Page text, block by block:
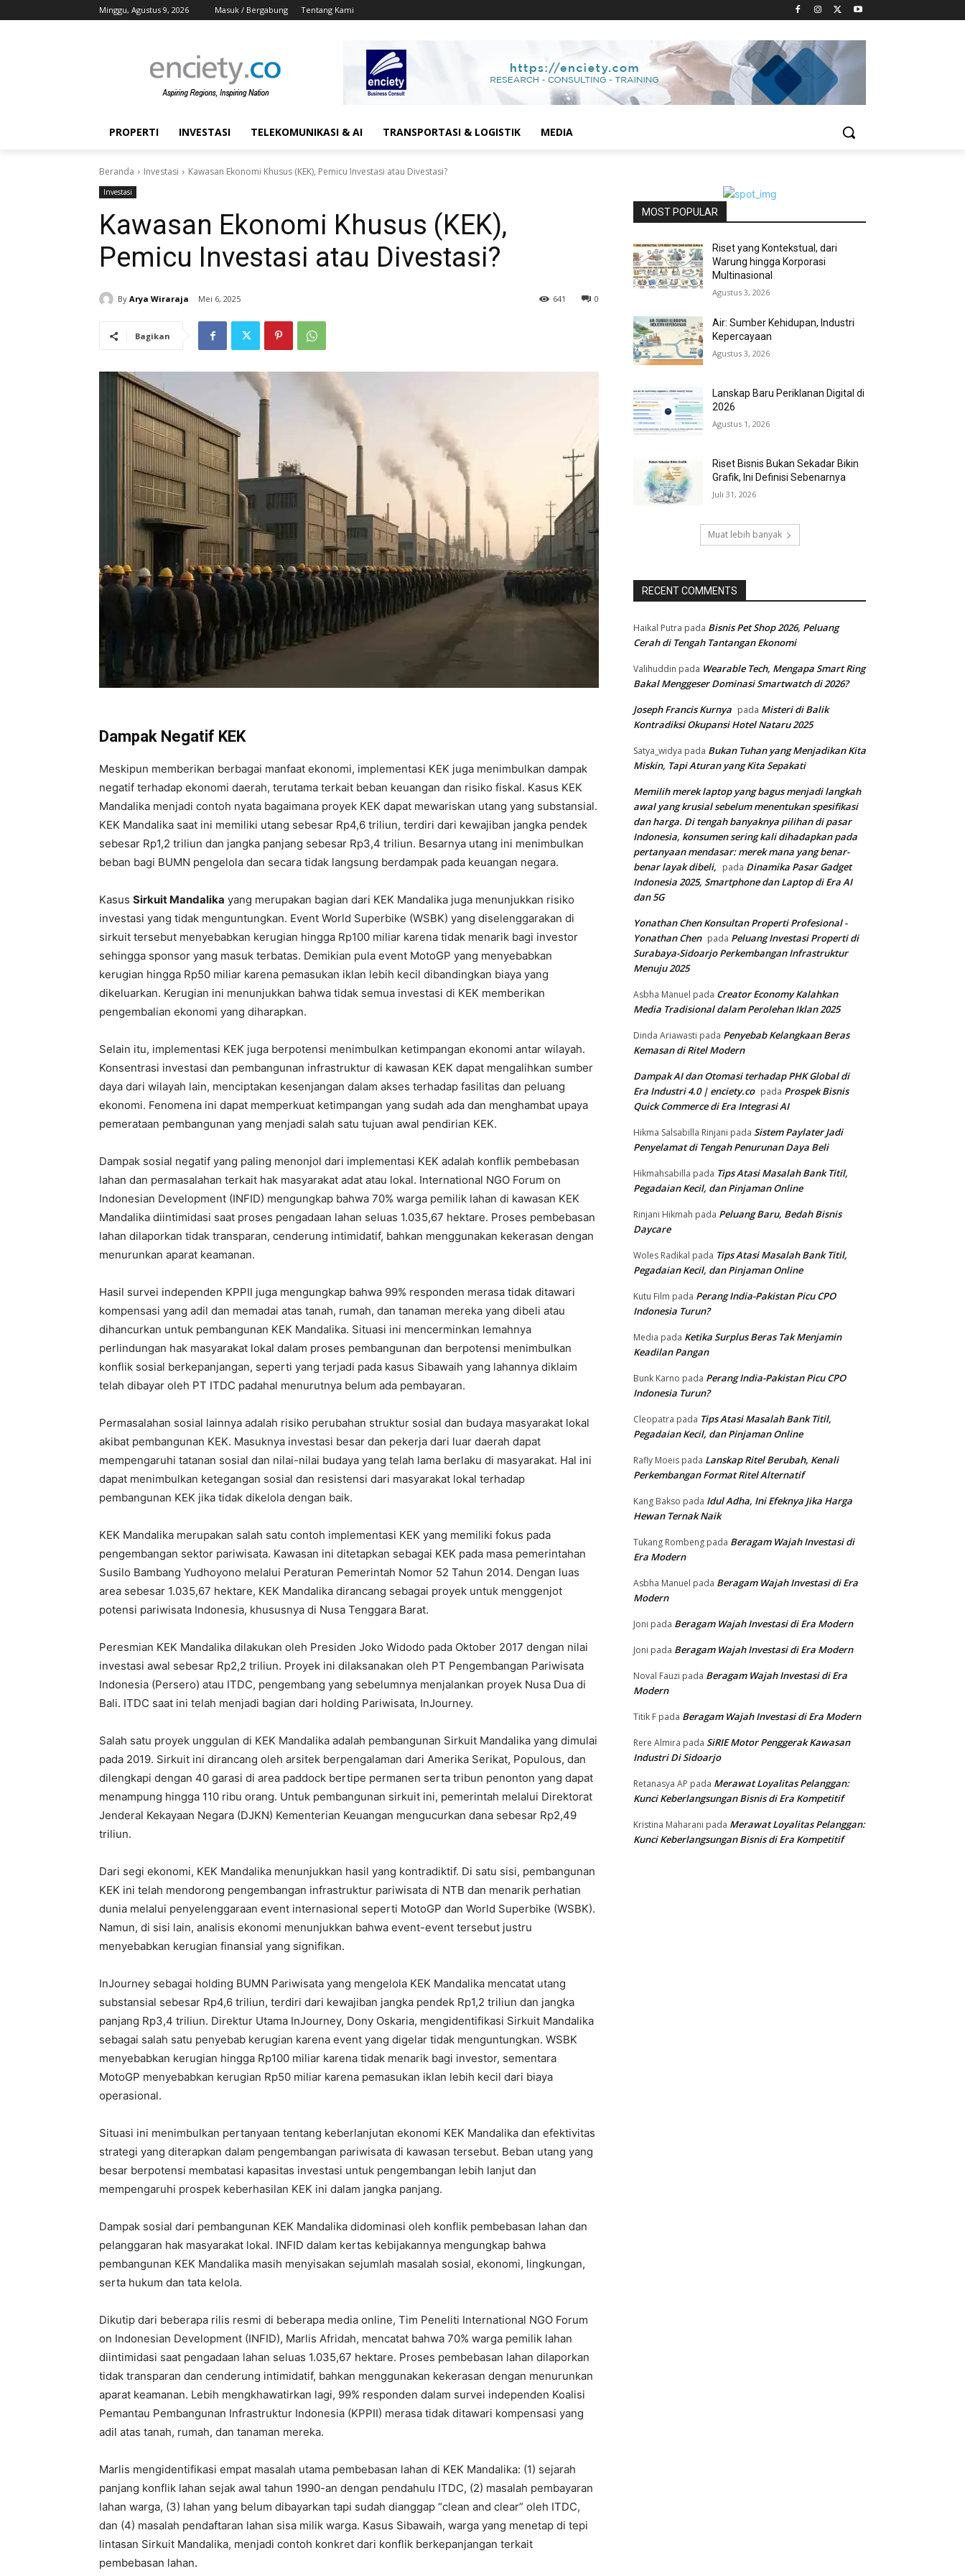
Minggu, Agustus 9, 2026 Masuk / Bergabung Tentang Kami
PROPERTI INVESTASI TELEKOMUNIKASI & AI TRANSPORTASI & LOGISTIK MEDIA
Beranda Investasi Kawasan Ekonomi Khusus (KEK), Pemicu Investasi atau Divestasi?
Investasi
Kawasan Ekonomi Khusus (KEK),
Pemicu Investasi atau Divestasi?
By Arya Wiraraja Mei 6, 2025 0
641
Bagikan
Dampak Negatif KEK
Meskipun memberikan berbagai manfaat ekonomi, implementasi KEK juga menimbulkan dampak
negatif terhadap ekonomi daerah, terutama terkait beban keuangan dan risiko fiskal. Kasus KEK
Mandalika menjadi contoh nyata bagaimana proyek KEK dapat mewariskan utang yang substansial.
KEK Mandalika saat ini memiliki utang sebesar Rp4,6 triliun, terdiri dari kewajiban jangka pendek
sebesar Rp1,2 triliun dan jangka panjang sebesar Rp3,4 triliun. Besarnya utang ini menimbulkan
beban bagi BUMN pengelola dan secara tidak langsung berdampak pada keuangan negara.
Kasus Sirkuit Mandalika yang merupakan bagian dari KEK Mandalika juga menunjukkan risiko
investasi yang tidak menguntungkan. Event World Superbike (WSBK) yang diselenggarakan di
sirkuit tersebut menyebabkan kerugian hingga Rp100 miliar karena tidak menarik bagi investor
sehingga sponsor yang masuk terbatas. Demikian pula event MotoGP yang menyebabkan
kerugian hingga Rp50 miliar karena pemasukan iklan lebih kecil dibandingkan biaya yang
dikeluarkan. Kerugian ini menunjukkan bahwa tidak semua investasi di KEK memberikan
pengembalian ekonomi yang diharapkan.
Selain itu, implementasi KEK juga berpotensi menimbulkan ketimpangan ekonomi antar wilayah.
Konsentrasi investasi dan pembangunan infrastruktur di kawasan KEK dapat mengalihkan sumber
daya dari wilayah lain, menciptakan kesenjangan dalam akses terhadap fasilitas dan peluang
ekonomi. Fenomena ini dapat memperkuat ketimpangan yang sudah ada dan menghambat upaya
pemerataan pembangunan yang menjadi salah satu tujuan awal pendirian KEK.
Dampak sosial negatif yang paling menonjol dari implementasi KEK adalah konflik pembebasan
lahan dan permasalahan terkait hak masyarakat adat atau lokal. International NGO Forum on
Indonesian Development (INFID) mengungkap bahwa 70% warga pemilik lahan di kawasan KEK
Mandalika diintimidasi saat proses pengadaan lahan seluas 1.035,67 hektare. Proses pembebasan
lahan dilaporkan tidak transparan, cenderung intimidatif, bahkan menggunakan kekerasan dengan
menurunkan aparat keamanan.
Hasil survei independen KPPII juga mengungkap bahwa 99% responden merasa tidak ditawari
kompensasi yang adil dan memadai atas tanah, rumah, dan tanaman mereka yang dibeli atau
dihancurkan untuk pembangunan KEK Mandalika. Situasi ini mencerminkan lemahnya
perlindungan hak masyarakat lokal dalam proses pembangunan dan berpotensi menimbulkan
konflik sosial berkepanjangan, seperti yang terjadi pada kasus Sibawaih yang lahannya diklaim
telah dibayar oleh PT ITDC padahal menurutnya belum ada pembayaran.
Permasalahan sosial lainnya adalah risiko perubahan struktur sosial dan budaya masyarakat lokal
akibat pembangunan KEK. Masuknya investasi besar dan pekerja dari luar daerah dapat
mempengaruhi tatanan sosial dan nilai-nilai budaya yang telah lama berlaku di masyarakat. Hal ini
dapat menimbulkan ketegangan sosial dan resistensi dari masyarakat lokal terhadap
pembangunan KEK jika tidak dikelola dengan baik.
KEK Mandalika merupakan salah satu contoh implementasi KEK yang memiliki fokus pada
pengembangan sektor pariwisata. Kawasan ini ditetapkan sebagai KEK pada masa pemerintahan
Susilo Bambang Yudhoyono melalui Peraturan Pemerintah Nomor 52 Tahun 2014. Dengan luas
area sebesar 1.035,67 hektare, KEK Mandalika dirancang sebagai proyek untuk menggenjot
potensi pariwisata Indonesia, khususnya di Nusa Tenggara Barat.
Peresmian KEK Mandalika dilakukan oleh Presiden Joko Widodo pada Oktober 2017 dengan nilai
investasi awal sebesar Rp2,2 triliun. Proyek ini dilaksanakan oleh PT Pengembangan Pariwisata
Indonesia (Persero) atau ITDC, pengembang yang sebelumnya menjalankan proyek Nusa Dua di
Bali. ITDC saat ini telah menjadi bagian dari holding Pariwisata, InJourney.
Salah satu proyek unggulan di KEK Mandalika adalah pembangunan Sirkuit Mandalika yang dimulai
pada 2019. Sirkuit ini dirancang oleh arsitek berpengalaman dari Amerika Serikat, Populous, dan
dilengkapi dengan 40 garasi di area paddock bertipe permanen serta tribun penonton yang dapat
menampung hingga 110 ribu orang. Untuk pembangunan sirkuit ini, pemerintah melalui Direktorat
Jenderal Kekayaan Negara (DJKN) Kementerian Keuangan mengucurkan dana sebesar Rp2,49
triliun.
Dari segi ekonomi, KEK Mandalika menunjukkan hasil yang kontradiktif. Di satu sisi, pembangunan
KEK ini telah mendorong pengembangan infrastruktur pariwisata di NTB dan menarik perhatian
dunia melalui penyelenggaraan event internasional seperti MotoGP dan World Superbike (WSBK).
Namun, di sisi lain, analisis ekonomi menunjukkan bahwa event-event tersebut justru
menyebabkan kerugian finansial yang signifikan.
InJourney sebagai holding BUMN Pariwisata yang mengelola KEK Mandalika mencatat utang
substansial sebesar Rp4,6 triliun, terdiri dari kewajiban jangka pendek Rp1,2 triliun dan jangka
panjang Rp3,4 triliun. Direktur Utama InJourney, Dony Oskaria, mengidentifikasi Sirkuit Mandalika
sebagai salah satu penyebab kerugian karena event yang digelar tidak menguntungkan. WSBK
menyebabkan kerugian hingga Rp100 miliar karena tidak menarik bagi investor, sementara
MotoGP menyebabkan kerugian Rp50 miliar karena pemasukan iklan lebih kecil dari biaya
operasional.
Situasi ini menimbulkan pertanyaan tentang keberlanjutan ekonomi KEK Mandalika dan efektivitas
strategi yang diterapkan dalam pengembangan pariwisata di kawasan tersebut. Beban utang yang
besar berpotensi membatasi kapasitas investasi untuk pengembangan lebih lanjut dan
mempengaruhi prospek keberhasilan KEK ini dalam jangka panjang.
Dampak sosial dari pembangunan KEK Mandalika didominasi oleh konflik pembebasan lahan dan
pelanggaran hak masyarakat lokal. INFID dalam kertas kebijakannya mengungkap bahwa
pembangunan KEK Mandalika masih menyisakan sejumlah masalah sosial, ekonomi, lingkungan,
serta hukum dan tata kelola.
Dikutip dari beberapa rilis resmi di beberapa media online, Tim Peneliti International NGO Forum
on Indonesian Development (INFID), Marlis Afridah, mencatat bahwa 70% warga pemilik lahan
diintimidasi saat pengadaan lahan seluas 1.035,67 hektare. Proses pembebasan lahan dilaporkan
tidak transparan dan cenderung intimidatif, bahkan menggunakan kekerasan dengan menurunkan
aparat keamanan. Lebih mengkhawatirkan lagi, 99% responden dalam survei independen Koalisi
Pemantau Pembangunan Infrastruktur Indonesia (KPPII) merasa tidak ditawari kompensasi yang
adil atas tanah, rumah, dan tanaman mereka.
Marlis mengidentifikasi empat masalah utama pembebasan lahan di KEK Mandalika: (1) sejarah
panjang konflik lahan sejak awal tahun 1990-an dengan pendahulu ITDC, (2) masalah pembayaran
lahan warga, (3) lahan yang belum dibayarkan tapi sudah dianggap “clean and clear” oleh ITDC,
dan (4) masalah pendaftaran lahan sisa milik warga. Kasus Sibawaih, warga yang menetap di tepi
lintasan Sirkuit Mandalika, menjadi contoh konkret dari konflik berkepanjangan terkait
pembebasan lahan.
MOST POPULAR
Riset yang Kontekstual, dari
Warung hingga Korporasi
Multinasional
Agustus 3, 2026
Air: Sumber Kehidupan, Industri
Kepercayaan
Agustus 3, 2026
Lanskap Baru Periklanan Digital di
2026
Agustus 1, 2026
Riset Bisnis Bukan Sekadar Bikin
Grafik, Ini Definisi Sebenarnya
Juli 31, 2026
Muat lebih banyak
RECENT COMMENTS
Haikal Putra pada Bisnis Pet Shop 2026, Peluang
Cerah di Tengah Tantangan Ekonomi
Valihuddin pada Wearable Tech, Mengapa Smart Ring
Bakal Menggeser Dominasi Smartwatch di 2026?
Joseph Francis Kurnya pada Misteri di Balik
Kontradiksi Okupansi Hotel Nataru 2025
Satya_widya pada Bukan Tuhan yang Menjadikan Kita
Miskin, Tapi Aturan yang Kita Sepakati
Memilih merek laptop yang bagus menjadi langkah
awal yang krusial sebelum menentukan spesifikasi
dan harga. Di tengah banyaknya pilihan di pasar
Indonesia, konsumen sering kali dihadapkan pada
pertanyaan mendasar: merek mana yang benar-
benar layak dibeli, pada Dinamika Pasar Gadget
Indonesia 2025, Smartphone dan Laptop di Era AI
dan 5G
Yonathan Chen Konsultan Properti Profesional -
Yonathan Chen pada Peluang Investasi Properti di
Surabaya-Sidoarjo Perkembangan Infrastruktur
Menuju 2025
Asbha Manuel pada Creator Economy Kalahkan
Media Tradisional dalam Perolehan Iklan 2025
Dinda Ariawasti pada Penyebab Kelangkaan Beras
Kemasan di Ritel Modern
Dampak AI dan Otomasi terhadap PHK Global di
Era Industri 4.0 | enciety.co pada Prospek Bisnis
Quick Commerce di Era Integrasi AI
Hikma Salsabilla Rinjani pada Sistem Paylater Jadi
Penyelamat di Tengah Penurunan Daya Beli
Hikmahsabilla pada Tips Atasi Masalah Bank Titil,
Pegadaian Kecil, dan Pinjaman Online
Rinjani Hikmah pada Peluang Baru, Bedah Bisnis
Daycare
Woles Radikal pada Tips Atasi Masalah Bank Titil,
Pegadaian Kecil, dan Pinjaman Online
Kutu Film pada Perang India-Pakistan Picu CPO
Indonesia Turun?
Media pada Ketika Surplus Beras Tak Menjamin
Keadilan Pangan
Bunk Karno pada Perang India-Pakistan Picu CPO
Indonesia Turun?
Cleopatra pada Tips Atasi Masalah Bank Titil,
Pegadaian Kecil, dan Pinjaman Online
Rafly Moeis pada Lanskap Ritel Berubah, Kenali
Perkembangan Format Ritel Alternatif
Kang Bakso pada Idul Adha, Ini Efeknya Jika Harga
Hewan Ternak Naik
Tukang Rombeng pada Beragam Wajah Investasi di
Era Modern
Asbha Manuel pada Beragam Wajah Investasi di Era
Modern
Joni pada Beragam Wajah Investasi di Era Modern
Joni pada Beragam Wajah Investasi di Era Modern
Noval Fauzi pada Beragam Wajah Investasi di Era
Modern
Titik F pada Beragam Wajah Investasi di Era Modern
Rere Almira pada SiRIE Motor Penggerak Kawasan
Industri Di Sidoarjo
Retanasya AP pada Merawat Loyalitas Pelanggan:
Kunci Keberlangsungan Bisnis di Era Kompetitif
Kristina Maharani pada Merawat Loyalitas Pelanggan:
Kunci Keberlangsungan Bisnis di Era Kompetitif